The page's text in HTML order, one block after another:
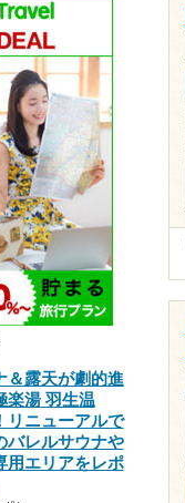
＆露天が劇的進
楽湯 羽生温
リニューアルで
バレルサウナや
用エリアをレポ